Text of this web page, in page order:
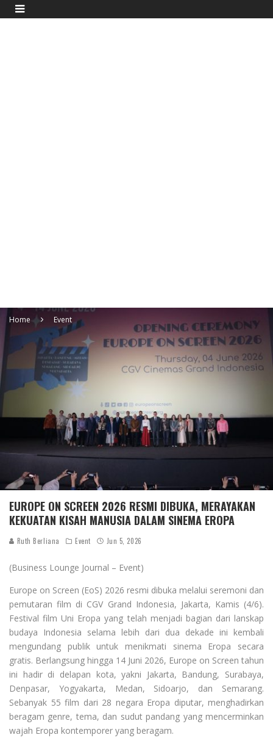
Home Event
EUROPE ON SCREEN 2026 RESMI DIBUKA, MERAYAKAN
KEKUATAN KISAH MANUSIA DALAM SINEMA EROPA
Ruth Berliana Event Jun 5, 2026
(Business Lounge Journal – Event)
Europe on Screen (EoS) 2026 resmi dibuka melalui seremoni dan
pemutaran film di CGV Grand Indonesia, Jakarta, Kamis (4/6).
Festival film Uni Eropa yang telah menjadi bagian dari lanskap
budaya Indonesia selama lebih dari dua dekade ini kembali
mengundang publik untuk menikmati sinema Eropa secara
gratis. Berlangsung hingga 14 Juni 2026, Europe on Screen tahun
ini hadir di delapan kota, yakni Jakarta, Bandung, Surabaya,
Denpasar, Yogyakarta, Medan, Sidoarjo, dan Semarang.
Sebanyak 55 film dari 28 negara Eropa diputar, menghadirkan
beragam genre, tema, dan sudut pandang yang mencerminkan
wajah Eropa kontemporer yang beragam.